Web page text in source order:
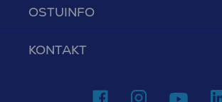
OSTUINFO
KONTAKT